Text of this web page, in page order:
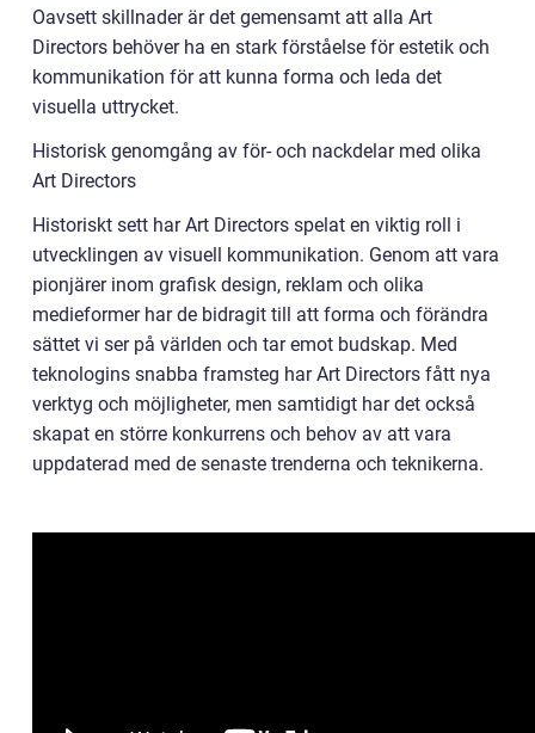
Oavsett skillnader är det gemensamt att alla Art
Directors behöver ha en stark förståelse för estetik och
kommunikation för att kunna forma och leda det
visuella uttrycket.
Historisk genomgång av för- och nackdelar med olika
Art Directors
Historiskt sett har Art Directors spelat en viktig roll i
utvecklingen av visuell kommunikation. Genom att vara
pionjärer inom grafisk design, reklam och olika
medieformer har de bidragit till att forma och förändra
sättet vi ser på världen och tar emot budskap. Med
teknologins snabba framsteg har Art Directors fått nya
verktyg och möjligheter, men samtidigt har det också
skapat en större konkurrens och behov av att vara
uppdaterad med de senaste trenderna och teknikerna.